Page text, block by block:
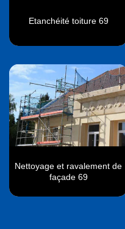
Etanchéité toiture 69
Nettoyage et ravalement de
façade 69